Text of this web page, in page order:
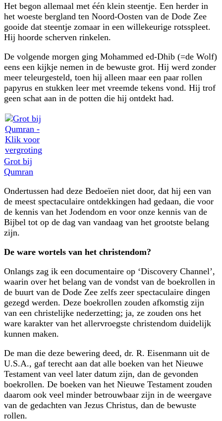
Het begon allemaal met één klein steentje. Een herder in
het woeste bergland ten Noord-Oosten van de Dode Zee
gooide dat steentje zomaar in een willekeurige rotsspleet.
Hij hoorde scherven rinkelen.
De volgende morgen ging Mohammed ed-Dhib (=de Wolf)
eens een kijkje nemen in de bewuste grot. Hij werd zonder
meer teleurgesteld, toen hij alleen maar een paar rollen
papyrus en stukken leer met vreemde tekens vond. Hij trof
geen schat aan in de potten die hij ontdekt had.
Grot bij
Qumran
Ondertussen had deze Bedoeïen niet door, dat hij een van
de meest spectaculaire ontdekkingen had gedaan, die voor
de kennis van het Jodendom en voor onze kennis van de
Bijbel tot op de dag van vandaag van het grootste belang
zijn.
De ware wortels van het christendom?
Onlangs zag ik een documentaire op ‘Discovery Channel’,
waarin over het belang van de vondst van de boekrollen in
de buurt van de Dode Zee zelfs zeer spectaculaire dingen
gezegd werden. Deze boekrollen zouden afkomstig zijn
van een christelijke nederzetting; ja, ze zouden ons het
ware karakter van het allervroegste christendom duidelijk
kunnen maken.
De man die deze bewering deed, dr. R. Eisenmann uit de
U.S.A., gaf terecht aan dat alle boeken van het Nieuwe
Testament van veel later datum zijn, dan de gevonden
boekrollen. De boeken van het Nieuwe Testament zouden
daarom ook veel minder betrouwbaar zijn in de weergave
van de gedachten van Jezus Christus, dan de bewuste
rollen.